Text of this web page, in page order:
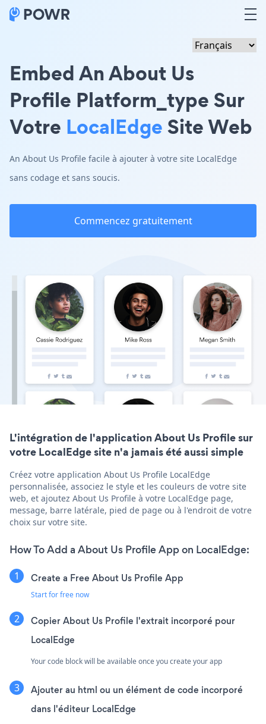
Embed An About Us
Profile Platform_type Sur
Votre LocalEdgeSite Web
An About Us Profile facile à ajouter à votre site LocalEdge
sans codage et sans soucis.
Commencez gratuitement
L'intégration de l'application About Us Profile sur
votre LocalEdge site n'a jamais été aussi simple
Créez votre application About Us Profile LocalEdge
personnalisée, associez le style et les couleurs de votre site
web, et ajoutez About Us Profile à votre LocalEdge page,
message, barre latérale, pied de page ou à l'endroit de votre
choix sur votre site.
How To Add a About Us Profile App on LocalEdge:
Create a Free About Us Profile App
Start for free now
Copier About Us Profile l'extrait incorporé pour
LocalEdge
Your code block will be available once you create your app
Ajouter au html ou un élément de code incorporé
dans l'éditeur LocalEdge